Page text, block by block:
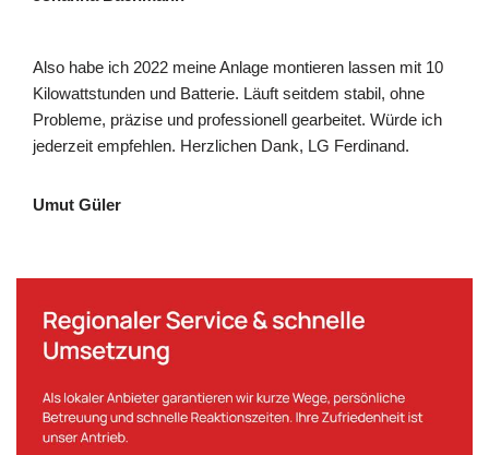
Also habe ich 2022 meine Anlage montieren lassen mit 10
Kilowattstunden und Batterie. Läuft seitdem stabil, ohne
Probleme, präzise und professionell gearbeitet. Würde ich
jederzeit empfehlen. Herzlichen Dank, LG Ferdinand.
Umut Güler